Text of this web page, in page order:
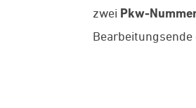
zwei Pkw-